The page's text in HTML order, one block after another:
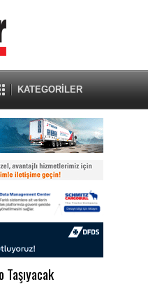
KATEGORİLER
Taşıyacak